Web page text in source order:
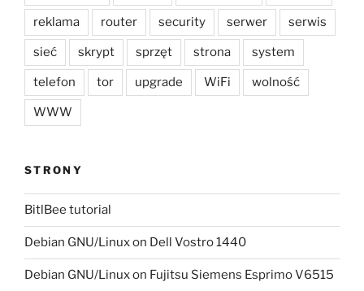
reklama router security serwer serwis
sieć skrypt sprzęt strona system
telefon tor upgrade WiFi wolność
WWW
STRONY
BitlBee tutorial
Debian GNU/Linux on Dell Vostro 1440
Debian GNU/Linux on Fujitsu Siemens Esprimo V6515